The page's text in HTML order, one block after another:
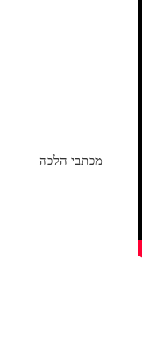
מכתבי הלכה